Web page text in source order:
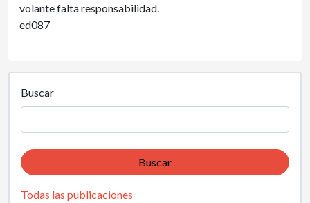
volante falta responsabilidad.
ed087
Buscar
Buscar
Todas las publicaciones